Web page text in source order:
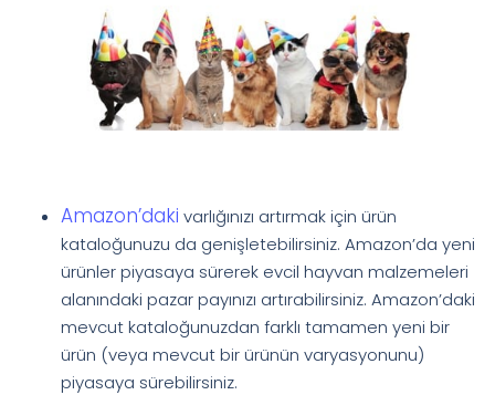
Amazon’daki varlığınızı artırmak için ürün
kataloğunuzu da genişletebilirsiniz. Amazon’da yeni
ürünler piyasaya sürerek evcil hayvan malzemeleri
alanındaki pazar payınızı artırabilirsiniz. Amazon’daki
mevcut kataloğunuzdan farklı tamamen yeni bir
ürün (veya mevcut bir ürünün varyasyonunu)
piyasaya sürebilirsiniz.